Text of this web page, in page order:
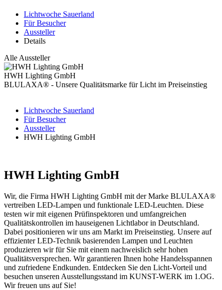
Lichtwoche Sauerland
Für Besucher
Aussteller
Details
Alle Aussteller
HWH Lighting GmbH
BLULAXA® - Unsere Qualitätsmarke für Licht im Preiseinstieg
Lichtwoche Sauerland
Für Besucher
Aussteller
HWH Lighting GmbH
HWH Lighting GmbH
Wir, die Firma HWH Lighting GmbH mit der Marke BLULAXA®
vertreiben LED-Lampen und funktionale LED-Leuchten. Diese
testen wir mit eigenen Prüfinspektoren und umfangreichen
Qualitätskontrollen im hauseigenen Lichtlabor in Deutschland.
Dabei positionieren wir uns am Markt im Preiseinstieg. Unsere auf
effizienter LED-Technik basierenden Lampen und Leuchten
produzieren wir für Sie mit einem nachweislich sehr hohen
Qualitätsversprechen. Wir garantieren Ihnen hohe Handelsspannen
und zufriedene Endkunden. Entdecken Sie den Licht-Vorteil und
besuchen unseren Ausstellungsstand im KUNST-WERK im 1.OG.
Wir freuen uns auf Sie!